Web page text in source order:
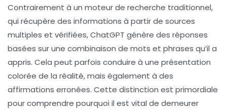
Contrairement à un moteur de recherche traditionnel,
qui récupère des informations à partir de sources
multiples et vérifiées, ChatGPT génère des réponses
basées sur une combinaison de mots et phrases qu’il a
appris. Cela peut parfois conduire à une présentation
colorée de la réalité, mais également à des
affirmations erronées. Cette distinction est primordiale
pour comprendre pourquoi il est vital de demeurer